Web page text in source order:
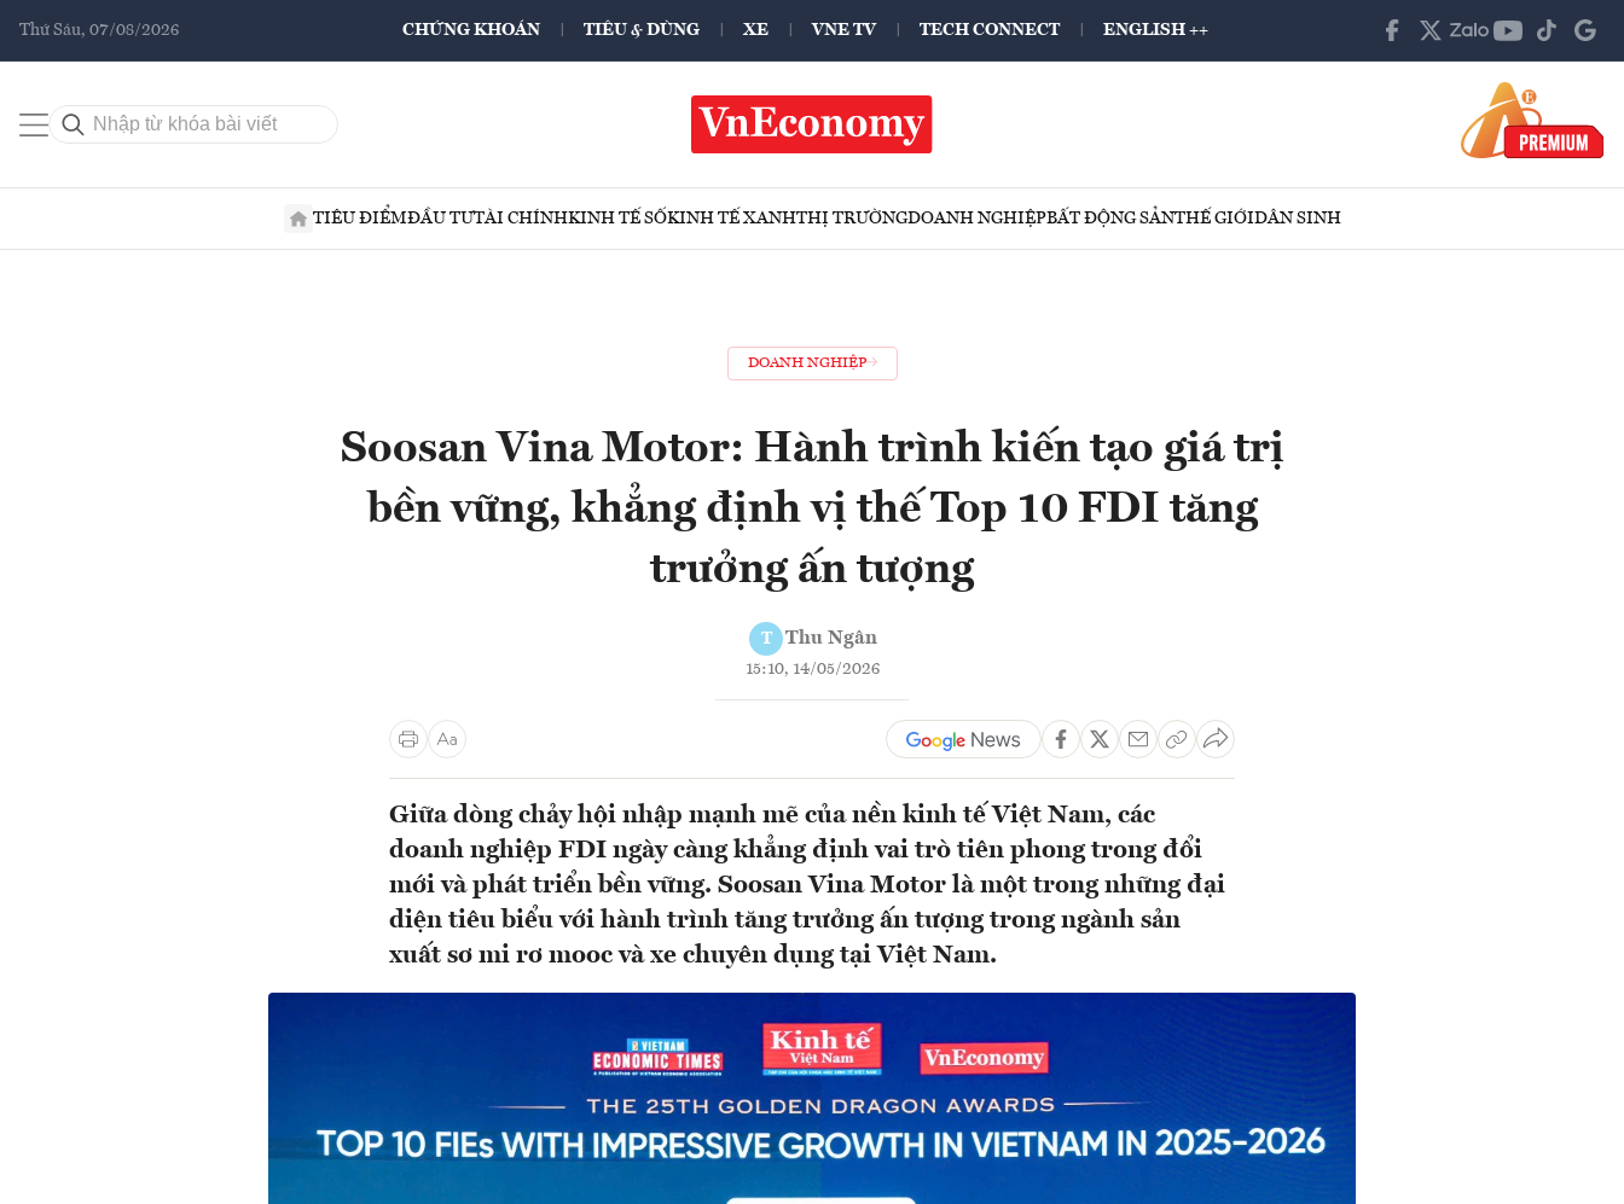
Thứ Sáu, 07/08/2026 CHỨNG KHOÁN TIÊU & DÙNG XE VNE TV TECH CONNECT ENGLISH ++
TIÊU ĐIỂMĐẦU TƯTÀI CHÍNHKINH TẾ SỐKINH TẾ XANHTHỊ TRƯỜNGDOANH NGHIỆPBẤT ĐỘNG SẢNTHẾ GIỚIDÂN SINH
DOANH NGHIỆP
Soosan Vina Motor: Hành trình kiến tạo giá trị
bền vững, khẳng định vị thế Top 10 FDI tăng
trưởng ấn tượng
T Thu Ngân
15:10, 14/05/2026
Giữa dòng chảy hội nhập mạnh mẽ của nền kinh tế Việt Nam, các
doanh nghiệp FDI ngày càng khẳng định vai trò tiên phong trong đổi
mới và phát triển bền vững. Soosan Vina Motor là một trong những đại
diện tiêu biểu với hành trình tăng trưởng ấn tượng trong ngành sản
xuất sơ mi rơ mooc và xe chuyên dụng tại Việt Nam.